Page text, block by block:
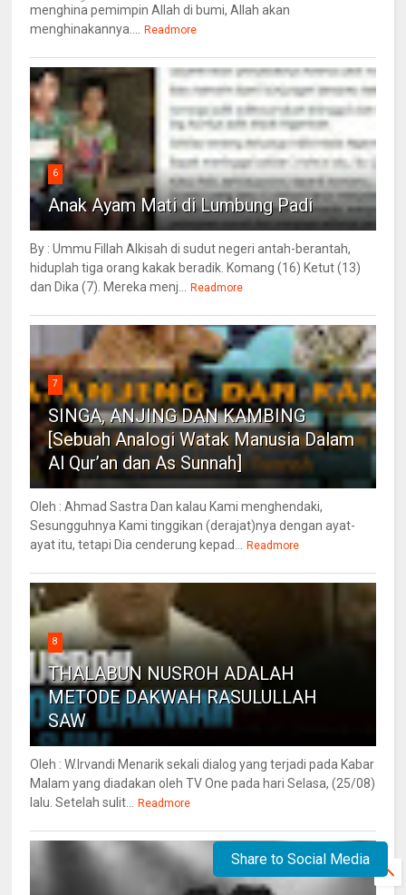
menghina pemimpin Allah di bumi, Allah akan
menghinakannya.... Readmore
6
Anak Ayam Mati di Lumbung Padi
By : Ummu Fillah Alkisah di sudut negeri antah-berantah,
hiduplah tiga orang kakak beradik. Komang (16) Ketut (13)
dan Dika (7). Mereka menj... Readmore
7
SINGA, ANJING DAN KAMBING
[Sebuah Analogi Watak Manusia Dalam
Al Qur’an dan As Sunnah]
Oleh : Ahmad Sastra Dan kalau Kami menghendaki,
Sesungguhnya Kami tinggikan (derajat)nya dengan ayat-
ayat itu, tetapi Dia cenderung kepad... Readmore
8
THALABUN NUSROH ADALAH
METODE DAKWAH RASULULLAH
SAW
Oleh : W.Irvandi Menarik sekali dialog yang terjadi pada Kabar
Malam yang diadakan oleh TV One pada hari Selasa, (25/08)
lalu. Setelah sulit... Readmore
Share to Social Media